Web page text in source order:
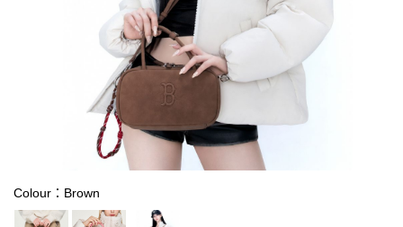
Colour：Brown